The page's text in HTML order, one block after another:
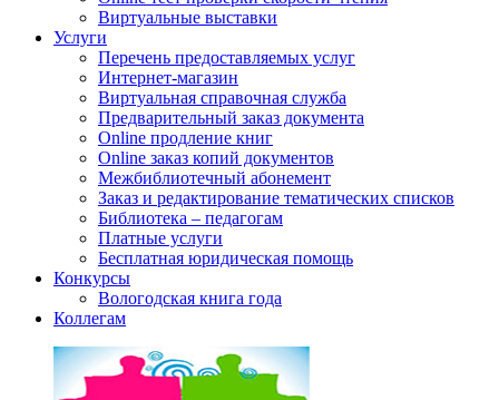
Виртуальные выставки
Услуги
Перечень предоставляемых услуг
Интернет-магазин
Виртуальная справочная служба
Предварительный заказ документа
Online продление книг
Online заказ копий документов
Межбиблиотечный абонемент
Заказ и редактирование тематических списков
Библиотека – педагогам
Платные услуги
Бесплатная юридическая помощь
Конкурсы
Вологодская книга года
Коллегам